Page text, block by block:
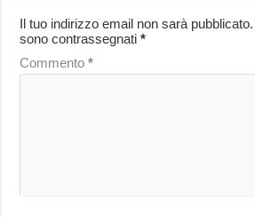
Il tuo indirizzo email non sarà pubblicato.
sono contrassegnati*
Commento*